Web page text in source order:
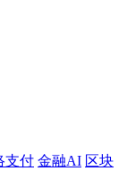
支付 金融AI 区块